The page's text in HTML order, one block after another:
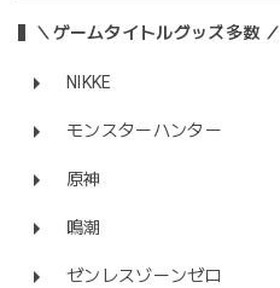
＼ゲームタイトルグッズ多数 ／
NIKKE
モンスターハンター
原神
鳴潮
ゼンレスゾーンゼロ